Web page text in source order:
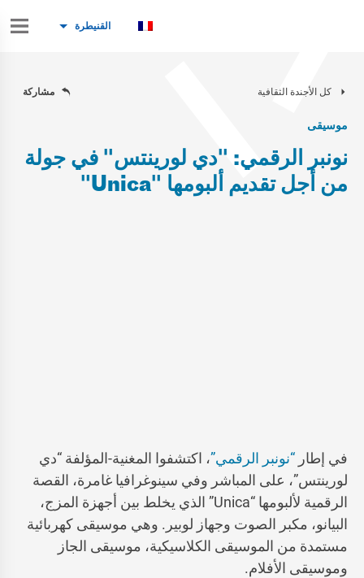
القنيطرة
كل الأجندة الثقافية مشاركة
موسيقى
نونبر الرقمي: "دي لورينتس" في جولة
من أجل تقديم ألبومها "Unica"
في إطار “نونبر الرقمي”، اكتشفوا المغنية-المؤلفة “دي
لورينتس”، على المباشر وفي سينوغرافيا غامرة، القصة
الرقمية لألبومها “Unica” الذي يخلط بين أجهزة المزج،
البيانو، مكبر الصوت وجهاز لوبير. وهي موسيقى كهربائية
مستمدة من الموسيقى الكلاسيكية، موسيقى الجاز
وموسيقى الأفلام.